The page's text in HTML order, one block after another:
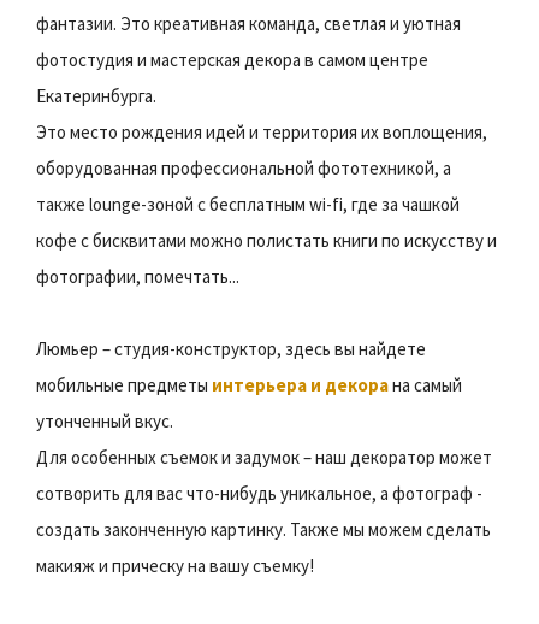
фантазии. Это креативная команда, светлая и уютная
фотостудия и мастерская декора в самом центре
Екатеринбурга.
Это место рождения идей и территория их воплощения,
оборудованная профессиональной фототехникой, а
также lounge-зоной с бесплатным wi-fi, где за чашкой
кофе с бисквитами можно полистать книги по искусству и
фотографии, помечтать...
Люмьер – cтудия-конструктор, здесь вы найдете
мобильные предметы интерьера и декорана самый
утонченный вкус.
Для особенных съемок и задумок – наш декоратор может
сотворить для вас что-нибудь уникальное, а фотограф -
создать законченную картинку. Также мы можем сделать
макияж и прическу на вашу съемку!